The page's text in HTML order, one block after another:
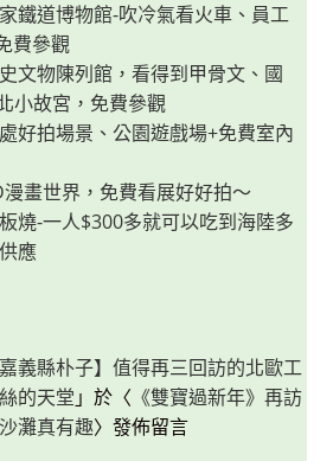
鐵道博物館-吹冷氣看火車、員工
費參觀
文物陳列館，看得到甲骨文、國
小故宮，免費參觀
好拍場景、公園遊戲場+免費室內
畫世界，免費看展好好拍～
燒-一人$300多就可以吃到海陸多
應
義縣朴子】值得再三回訪的北歐工
的天堂 」於〈 《雙寶過新年》再訪
灘真有趣〉發佈留言